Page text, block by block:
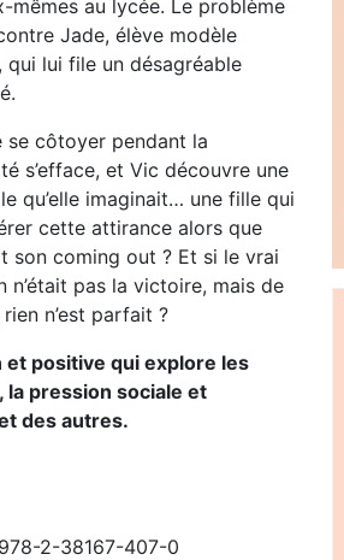
mêmes au lycée. Le problème
Jade, élève modèle
qui lui file un désagréable
côtoyer pendant la
s’efface, et Vic découvre une
qu’elle imaginait… une fille qui
cette attirance alors que
son coming out ? Et si le vrai
pas la victoire, mais de
rien n’est parfait ?
et positive qui explore les
la pression sociale et
des autres.
978-2-38167-407-0